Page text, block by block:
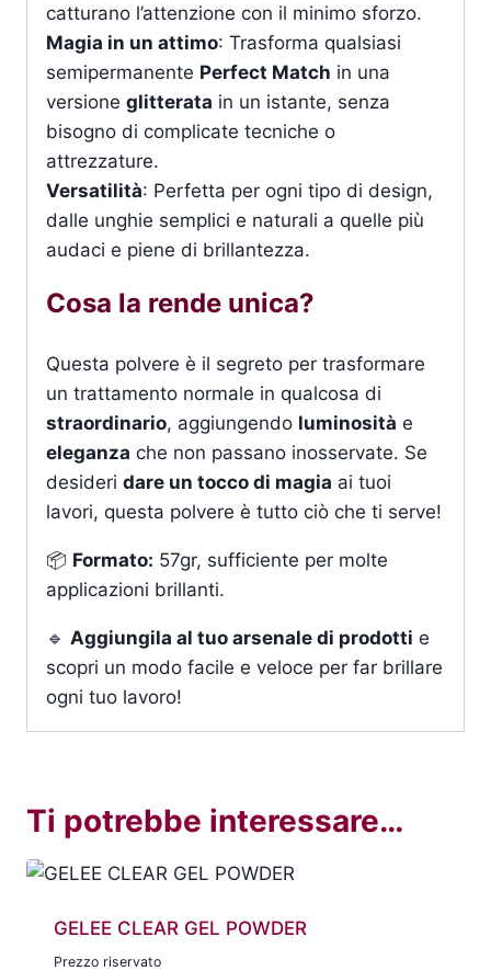
catturano l’attenzione con il minimo sforzo.
Magia in un attimo: Trasforma qualsiasi
semipermanente Perfect Match in una
versione glitterata in un istante, senza
bisogno di complicate tecniche o
attrezzature.
Versatilità: Perfetta per ogni tipo di design,
dalle unghie semplici e naturali a quelle più
audaci e piene di brillantezza.
Cosa la rende unica?
Questa polvere è il segreto per trasformare
un trattamento normale in qualcosa di
straordinario, aggiungendo luminosità e
eleganza che non passano inosservate. Se
desideri dare un tocco di magia ai tuoi
lavori, questa polvere è tutto ciò che ti serve!
📦 Formato: 57gr, sufficiente per molte
applicazioni brillanti.
🔹 Aggiungila al tuo arsenale di prodotti e
scopri un modo facile e veloce per far brillare
ogni tuo lavoro!
Ti potrebbe interessare…
GELEE CLEAR GEL POWDER
Prezzo riservato